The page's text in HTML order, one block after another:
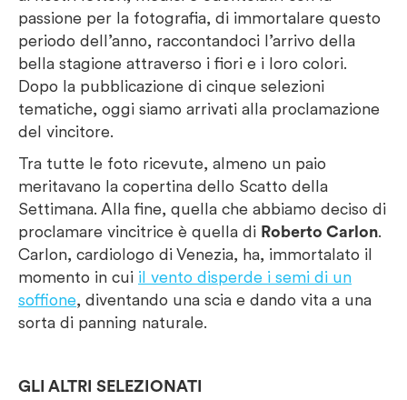
passione per la fotografia, di immortalare questo
periodo dell’anno, raccontandoci l’arrivo della
bella stagione attraverso i fiori e i loro colori.
Dopo la pubblicazione di cinque selezioni
tematiche, oggi siamo arrivati alla proclamazione
del vincitore.
Tra tutte le foto ricevute, almeno un paio
meritavano la copertina dello Scatto della
Settimana. Alla fine, quella che abbiamo deciso di
proclamare vincitrice è quella di Roberto Carlon.
Carlon, cardiologo di Venezia, ha, immortalato il
momento in cui il vento disperde i semi di un
soffione, diventando una scia e dando vita a una
sorta di panning naturale.
GLI ALTRI SELEZIONATI